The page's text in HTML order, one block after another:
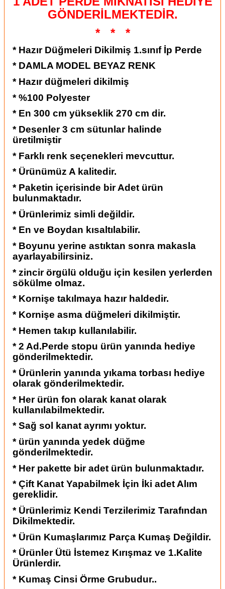
GÖNDERİLMEKTEDİR.
*
* *
* Hazır Düğmeleri Dikilmiş 1.sınıf İp Perde
* DAMLA MODEL BEYAZ RENK
* Hazır düğmeleri dikilmiş
* %100 Polyester
* En 300 cm yükseklik 270 cm dir.
* Desenler 3 cm sütunlar halinde
üretilmiştir
* Farklı renk seçenekleri mevcuttur.
* Ürünümüz A kalitedir.
* Paketin içerisinde bir Adet ürün
bulunmaktadır.
* Ürünlerimiz simli değildir.
* En ve Boydan kısaltılabilir.
* Boyunu yerine astıktan sonra makasla
ayarlayabilirsiniz.
* zincir örgülü olduğu için kesilen yerlerden
sökülme olmaz.
* Kornişe takılmaya hazır haldedir.
* Kornişe asma düğmeleri dikilmiştir.
* Hemen takıp kullanılabilir.
* 2 Ad.Perde stopu ürün yanında hediye
gönderilmektedir.
* Ürünlerin yanında yıkama torbası hediye
olarak gönderilmektedir.
* Her ürün fon olarak kanat olarak
kullanılabilmektedir.
* Sağ sol kanat ayrımı yoktur.
* ürün yanında yedek düğme
gönderilmektedir.
* Her pakette bir adet ürün bulunmaktadır.
* Çift Kanat Yapabilmek İçin İki adet Alım
gereklidir.
* Ürünlerimiz Kendi Terzilerimiz Tarafından
Dikilmektedir.
* Ürün Kumaşlarımız Parça Kumaş Değildir.
* Ürünler Ütü İstemez Kırışmaz ve 1.Kalite
Ürünlerdir.
* Kumaş Cinsi Örme Grubudur..